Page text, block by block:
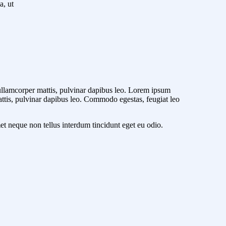
ut
mattis, pulvinar dapibus leo. Lorem ipsum
pulvinar dapibus leo. Commodo egestas, feugiat leo
neque non tellus interdum tincidunt eget eu odio.